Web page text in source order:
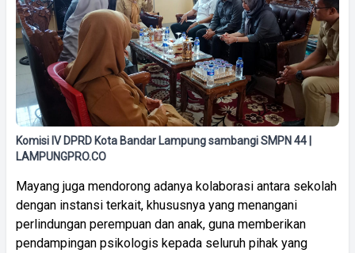
Komisi IV DPRD Kota Bandar Lampung sambangi SMPN 44 |
LAMPUNGPRO.CO
Mayang juga mendorong adanya kolaborasi antara sekolah
dengan instansi terkait, khususnya yang menangani
perlindungan perempuan dan anak, guna memberikan
pendampingan psikologis kepada seluruh pihak yang